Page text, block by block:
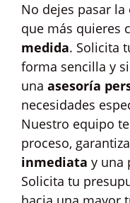
No dejes pasar
que más quieres
medida. Solicita
forma sencilla y
una asesoría
necesidades
Nuestro equipo
proceso,
inmediata y una
Solicita tu